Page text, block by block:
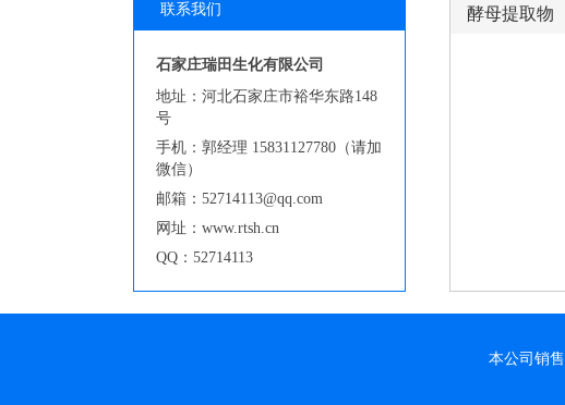
联系我们
石家庄瑞田生化有限公司
地址：河北石家庄市裕华东路148
号
手机：郭经理 15831127780（请加
微信）
邮箱：52714113@qq.com
网址：www.rtsh.cn
QQ：52714113
酵母提取物
本公司销